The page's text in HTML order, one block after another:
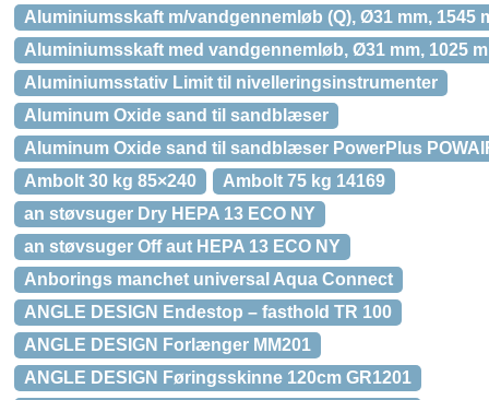
Aluminiumsskaft m/vandgennemløb (Q), Ø31 mm, 1545
Aluminiumsskaft med vandgennemløb, Ø31 mm, 1025
Aluminiumsstativ Limit til nivelleringsinstrumenter
Aluminum Oxide sand til sandblæser
Aluminum Oxide sand til sandblæser PowerPlus
Ambolt 30 kg 85×240
Ambolt 75 kg 14169
an støvsuger Dry HEPA 13 ECO NY
an støvsuger Off aut HEPA 13 ECO NY
Anborings manchet universal Aqua Connect
ANGLE DESIGN Endestop – fasthold TR 100
ANGLE DESIGN Forlænger MM201
ANGLE DESIGN Føringsskinne 120cm GR1201